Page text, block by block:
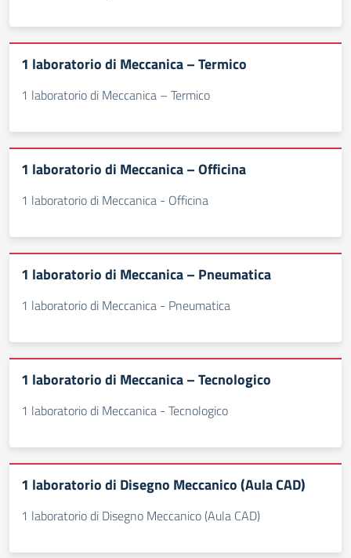
1 laboratorio di Meccanica – Termico
1 laboratorio di Meccanica – Termico
1 laboratorio di Meccanica – Officina
1 laboratorio di Meccanica - Officina
1 laboratorio di Meccanica – Pneumatica
1 laboratorio di Meccanica - Pneumatica
1 laboratorio di Meccanica – Tecnologico
1 laboratorio di Meccanica - Tecnologico
1 laboratorio di Disegno Meccanico (Aula CAD)
1 laboratorio di Disegno Meccanico (Aula CAD)